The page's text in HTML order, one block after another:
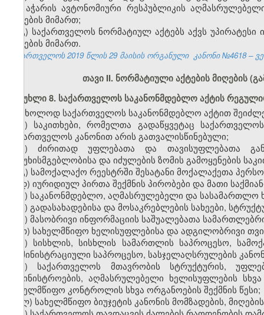
და აჭარის ავტონომიური რესპუბლიკის
აქტების მიმართ;
გ) საქართველოს ნორმატიულ აქტებს აქვს
აქტების მიმართ.
საქართველოს 2019 წლის 29 მაისის ორგანული კანონი №4618 –
თავი II. ნორმატიული აქტების მიღების
მუხლი 8. საქართველოს საკანონმდებლო აქტის
მხოლოდ საქართველოს საკანონმდებლო აქტით
ა) საკითხები, რომელთა გადაწყვეტაც
საქართველოს კანონით არის გათვალისწინებული;
ბ) ძირითად უფლებათა და თავისუფლებათა
პასუხისმგებლობისა და იძულების ზომის გამოყენების
გ) სამოქალაქო რეესტრში შესატანი მოქალაქეთა
დ) იურიდიულ პირთა შექმნის პირობები და მათი
ე) საკანონმდებლო, აღმასრულებელი და სასამართლო
ვ) გადასახადებისა და მოსაკრებლების სახეები,
ზ) მასობრივი ინფორმაციის საშუალებათა
თ) სახელმწიფო ხელისუფლებისა და ადგილობრივი
ი) სისხლის, სისხლის სამართლის საპროცესო,
ადმინისტრაციული საპროცესო, სასჯელაღსრულების
კ) საქართველოს მთავრობის სტრუქტურის,
სამინისტროების, აღმასრულებელი ხელისუფლების
სახელმწიფო კონტროლის სხვა ორგანოების შექმნის წესი;
ლ) სახელმწიფო ბიუჯეტის კანონის მომზადების,